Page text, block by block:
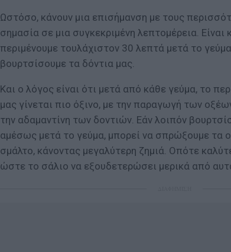
Ωστόσο, κάνουν μια επισήμανση με τους
σημασία σε μια συγκεκριμένη λεπτομέρεια. Είναι
περιμένουμε τουλάχιστον 30 λεπτά μετά το
βουρτσίσουμε τα δόντια μας.
Και ο λόγος είναι ότι μετά από κάθε γεύμα, το
μας γίνεται πιο όξινο, με την παραγωγή των
την αδαμαντίνη των δοντιών. Εάν λοιπόν
αμέσως μετά το γεύμα, μπορεί να σπρώξουμε τα
σμάλτο, κάνοντας μεγαλύτερη ζημιά. Οπότε
ώστε το σάλιο να εξουδετερώσει μερικά από